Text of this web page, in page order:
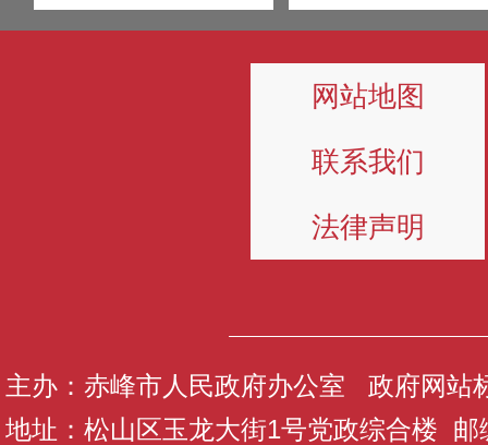
网站地图
联系我们
法律声明
主办：赤峰市人民政府办公室 政府网站
地址：松山区玉龙大街1号党政综合楼 邮